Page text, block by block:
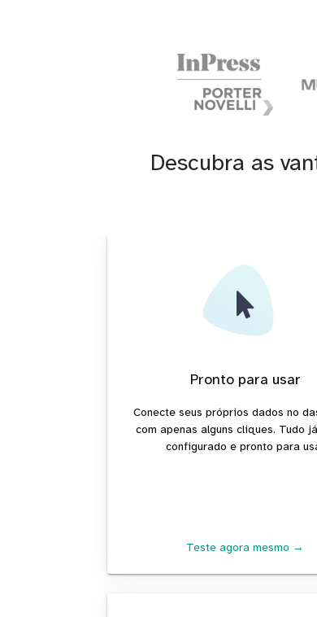
Descubra as
Pronto para usar
Conecte seus próprios dados no
com apenas alguns cliques. Tudo
configurado e pronto para
Teste agora mesmo →